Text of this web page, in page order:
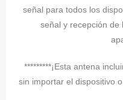
señal para todos los
señal y recepción de
*********¡Esta antena
sin importar el dispositivo